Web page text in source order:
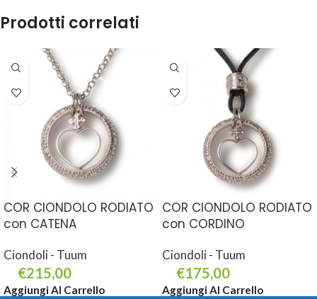
Prodotti correlati
COR CIONDOLO RODIATO
con CATENA
Ciondoli - Tuum
€215,00
Aggiungi Al Carrello
COR CIONDOLO RODIATO
con CORDINO
Ciondoli - Tuum
€175,00
Aggiungi Al Carrello